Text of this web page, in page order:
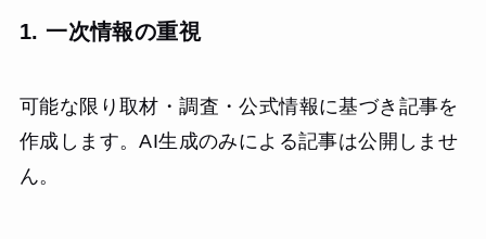
1. 一次情報の重視
可能な限り取材・調査・公式情報に基づき記事を
作成します。AI生成のみによる記事は公開しませ
ん。